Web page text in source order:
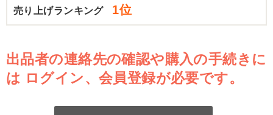
売り上げランキング 1位
出品者の連絡先の確認や購入の手続きに
は ログイン、会員登録が必要です。